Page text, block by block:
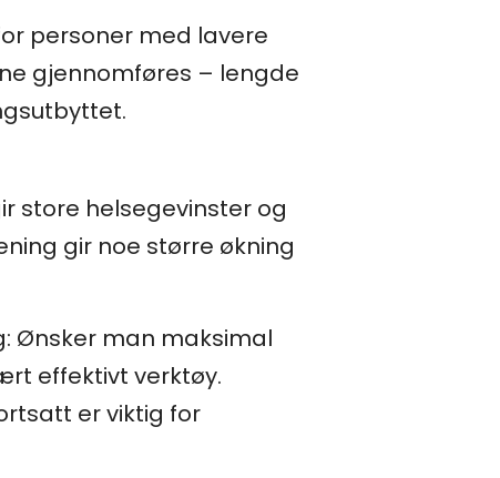
personer med lavere
gjennomføres – lengde
store helsegevinster og
gir noe større økning
Ønsker man maksimal
effektivt verktøy.
er viktig for